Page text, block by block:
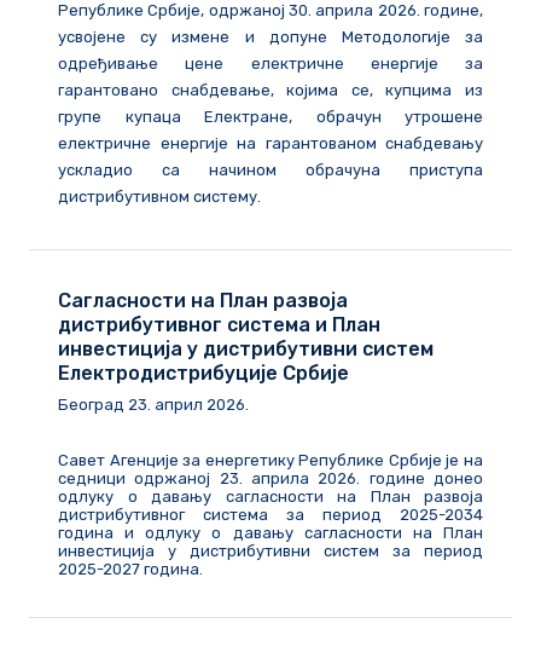
Републике Србије, одржаној 30. априла 2026. године,
усвојене су измене и допуне Методологије за
одређивање цене електричне енергије за
гарантовано снабдевање, којима се, купцима из
групе купаца Електране, обрачун утрошене
електричне енергије на гарантованом снабдевању
ускладио са начином обрачуна приступа
дистрибутивном систему.
Сагласности на План развоја
дистрибутивног система и План
инвестиција у дистрибутивни систем
Електродистрибуције Србије
Београд 23. април 2026.
Савет Агенције за енергетику Републике Србије је на
седници одржаној 23. априла 2026. године донео
одлуку о давању сагласности на План развоја
дистрибутивног система за период 2025-2034
година и одлуку о давању сагласности на План
инвестиција у дистрибутивни систем за период
2025-2027 година.